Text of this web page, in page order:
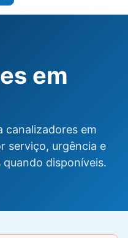
em
canalizadores em
serviço, urgência e
disponíveis.